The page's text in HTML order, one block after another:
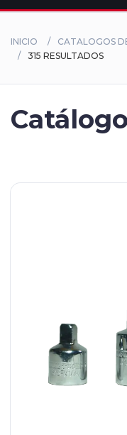
Descargar
INICIO CATALOGOS
315 RESULTADOS